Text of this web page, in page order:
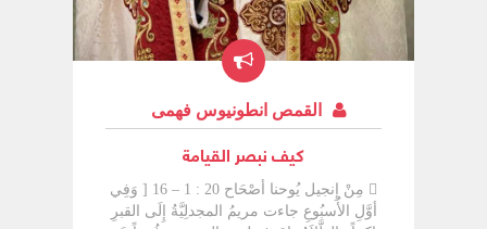
القمص انطونيوس فهمى
كيف نبصر القيامة
 مِنْ إِنجيل يُوحنا أصْحَاح 20 : 1 – 16 [ وَفِي أوَّلِ الأُسبُوعِ جاءت مريمُ المجدلِيَّةُ إِلَى القبرِ باكِراً وَالظَّلاَمُ باقٍ فنظرت الحجر مرفُوعاً عَنِ القبرِ0فركضت وَجاءت إِلَى سِمعانَ بُطرُسَ وَإِلَى التِّلمِيذِ الآخرِ الَّذِي كَانَ يسُوعُ يُحِبُّهُ قَالَ لها يسُوعُ يا مريم فالتفتت تِلْكَ وَقَالتْ لَهُ رَبُّونِي الَّذِي تفسِيرُهُ يا مُعلِّمُ ]  إِشتياق لِقاء القِيامة عِند التَّلاَمِيذ وَالمريمات كَانَ قوِى جِدّاً حَتَّى إِنِّنا لَوْ حسبنا عدد زِيارِتهُمْ لِلقبر نجِده حوالِى 10 مرَّات رغم أنَّ القبر كَانَ بعِيد جِدّاً وَخارِج البلد هكذا لابُد لِكُلّ نَفْسَ أنْ يكُون لها إِشتياق لِرؤيِة القِيامة كإِشتياق التَّلاَمِيذ وَالمريمات0  كما قَالَ بُولُس الرَّسُول [ لأِعرِفهُ وَقُوَّة قِيامتِهِ وَشرِكة آلامِهِ مُتشبِّهاً بِموتِهِ ] ( فى 3 : 10)00علشان كِده فرحِة لِقاءنا بِالقِيامة مُهِمَّة وَشئ مُبهِر لِلنَّفْسَ أنْ تلتقِى بِالقِيامة وَالكنِيسة فِى أسبُوع البصخة تختِم صلواتها فِى كُلّ يوم بِقُول الكاهِن [ يسُوع المسِيح إِلهنا الحقِيقِى الَّذِى قَبِلَ الآلام بِإِرادتِهِ وَصُلِب عَلَى الصَّلِيب مِنْ أجلِنا يُبارِكنا بِكُلّ بركة رُوحِيَّة وَيُعِيننا وَيُكمِّل لنا البصخة المُقدَّسة وَيُرِينا بهجة وَفرح وَقُوَّة قيامتِهِ المُقدَّسة ] لازِم يكُون عِندِى هذا الشغف لِرؤيِة القِيامة كيف نتلاَمس مَعَْ المسِيح القائِم ؟ 1/ الظَّلاَم باقِى 2/ الرُكُوض وَالإِسراعمريم المجدلِيَّة وَبُطرُس وَيُوحنا ركضوا وَجروا 3/ الإِيمان فرأى وَآمن 4/ معرِفة الكُتُبلأِنَّهُمْ لَمْ يكُونُوا بعد يعرِفوا الكُتُب وَالنُبُّوات فَلَمْ يُصَدِّقوا بِبساطة 5/ إِصرار وَإِلحاح أنْ آخُذ المسِيح وَأراه 6/ لَوْ لَمْ أجِده لابُد أنْ أبكِى كى أجِده 7/ أُبشِّر بِهِ مريم المجدلِيَّة بشَّرت بُطرُس وَيُوحنا وَبُطرُس وَيُوحنا بشَّروا التَّلاَمِيذ وَالتَّلاَمِيذ بشَّروا العالم 1/ الظَّلاَم باقِى ==================  مُهِمْ أنْ تغلِب الظُلمة وَأنَّ إِشتياقكَ لاَ يُعطِله شئ وَأنْ تغلِب ظُلمِة حياتكَ أى ظُلمِة الخطِيَّة [ فَسِيرُوا مادام لَكُمُ النُّورُ لِئلاَّ يُدرِككُمُ الظَّلاَمُ ] ( يو 12 : 35 ) وَأيضاً [ أنتُمْ نُورُ العالمِ ] ( مت 5 : 14) وَأيضاً فِى صَلاَة نصف الليل نقُول [ قُوموا يا بنِي النّور ] لابُد أنْ تُحوِّلوا الظُلمة إِلَى نوركما قَالَ بُولُس الرَّسُول [ لاَ تشترِكُوا فِي أعمالِ الظُّلمةِ غيرِ المُثمِرةِ بَلْ بِالحرِيِّ وَبِّخُوها ] ( أف 5 : 11) ربِّنا وضع فِينا إِشتياق لِلنّور وَرُوح إِستنارة تجعلنا نُبدِّد الظُلمة0  الظلام باقِى أى إِشتياق نَفْسَ تغلِب الظُرُوف المُحِيطة00ياما حولِنا ظلام إِنْ كَانَ كُلّ الَّلِى حولِى ظُلمة لابُد أنْ أغلِبها لاَ أجعل الظُلمة تعُوقنِى لِذا يُقال أنَّ الأشرار يُطرحُون فِى الظُلمة الخارِجِيَّةأيضاً يقُول [ لِيُشرِقَ لنا نورُ وجهكَ ، وَلِيُضِئ علينا نورُ عِلمكَ الإِلهِي ] ( تحليل صَلاَة باكِر وَنقُول فِى صَلاَة باكِر [ أيُّها النّور الحقِيقِي ] ( القطعة الأولى ) فِى الأديُرة يستيقِظوا باكِر جِدّاً لِعمل التسبِحة يعنِى ياخدوا مِنْ وقت غفلِة وَظُلمِة النَّاس لحظات يقظة وَسهر وَإِستنارة  أكِيد مريم لَمْ تنام الليل كُلّه وَلَمْ تنتظِر شرُوق الشمس فخرجِت وَالظلام باقِى إيه رأيكُمْ فِى إِنْ إِشتياقكُمْ لِلرَّبَّ يسُوع يجعلكُمْ لاَ تناموا ؟ مُمكِنْ ؟ أيوه مُمكِن ياريت تنتزِعوا مِنْ الظلام نور وَتجعلوا مِنْ وقت نوم النَّاس وقت يقظة وَصَلاَة  العساكِر زمان فِى الدولة الرومانِيَّة لمَّا كانوا يأخُذوا نوبات سهر إِذا ناموا فِيها يعاقبُوهُمْ بِأنْ يجعلُوهُمْ يخلعوا ثِيابهُمْ وَيمشوا عرايا وَإِمَّا يبِيعوا ثِيابهُمْ أوْ يحرقُوها لِذا يقُول فِى سِفر الرؤيا [ طُوبى لِمَنْ يسهرُ وَيحفظُ ثِيابهُ لِئلاَّ يمشِي عُرياناً فيروا عُريتهُ ] ( رؤ 16 : 15) هذا تشبِيه مأخُوذ مِنْ العصر الرومانِى أيضاً الثوب فِى العصر اليهُودِى يُشِير لِلكرامة لِذا يقُول إِنسان عليهِ ثِياب العُرس لأِنَّ الثِياب كانت غالِية وَيدوِيَّة لِذا قَالَ مَنْ لَهُ ثوبان فليُعطِى ثوبهُ لِلآخر ( لو 3 : 11 2/ الرُكُوض وَالإِسراع : ============================  الموقِف الَّذِى تتلهفِى عليه يستدعِى الرُكوض وَالجرى أى أنَّ الدَّافِع قوِى علشان ندخُل فِى عِشرة مَعَْ ربِّنا مِش مُمكِنْ نحصُل علِيها وَإِحنا قاعدِين مكاننا وَ لاَّ ماشيين بِبُطء لابُد أنْ نركُض وَنجرِى عرُوس النشِيد تقول [ اجذُبنِي وراءكَ فنجرِي ] ( نش 1 : 4 ) َإِشعياء النبِى يقول [ يمشُونَ وَ لاَ يُعيُونَ ] ( اش 40 : 31 ) ما يتعبوش مِنْ الجرى أصلهُمْ بِيحِبَّوه  الحياة الرُّوحِيَّة لاَ تعرِف التوَّقُف وَ لاَ الرُّجوع لِلوراء بُولُس الرَّسُول يقُول [ الَّذِينَ يركُضُونَ فِي المِيدانِ جمِيعُهُمْ يركُضُونَ وَلكِنَّ واحِداً يأخُذُ الجِعالةَ ] ( 1كو 9 : 24 ) زمان فِى السِباق كَانَ المُتسابِقُون يجرُون فِى مِيدان فِى آخره راية وَالمُتسابِق الأوَّل هُوَ الَّذِى يصِل لِلرَّاية أوَّلاً  بُطرُس جرى وَيُوحنا جرى وَلكِنْ يُوحنا شاب وَإِشتياقه أعلى لِذا جرى أسرع مِنْ بُطرُس وَلكِنَّه مؤدب وَمُتواضِع لِذا إِنتظر بُطرُس رغم أنَّهُ معرُوف أنَّهُ مُتقدِّم عَنْ باقِى الرُسُل وَأنَّ يسُوع كَانَ يُحِبَّه وَأنَّهُ فِى العشاء الأخِير كَانَ مُتكِئ عَلَى صدر يسُوع وَأشار إِليهِ باقِى الرُسُل كى يسأل يسُوع عَنْ الَّذِى يُسلِّمه لأِنَّهُمْ حاسِّين إِنَّه الوحِيد الَّذِى يتمتَّع بِدالَّة قوِيَّة عِند يسُوع وَرغم كُلّ هذا إِنتظر بُطرُس لأِنَّ بُطرُس كانت معنوياته فِى الحضِيض لأِنَّ إِنكاره كَانَ لِسَّه مِنْ قُريب وَيُوحنا هُوَ الوحِيد الَّلِى مِشى مَعَْ المسِيح حَتَّى الصَّلِيب وَهُوَ الَّذِى أخذ الكرامة بِأنْ أخذ العذراء بيته  جيِّد جِدّاً أنْ يكُون عِندِى إِتضاع وَأراعِى مشاعِر الآخرِين حَتَّى وَإِنْ كُنت شاطِر فِى الجرى حَتَّى وَإِنْ كَانَ ربِّنا مُعطِى لِى نِعمة لكِنْ لمَّا أتضِع بين إِخوتِى آخُذ بركة أنا وَهُمَّ كُلّ الَّلِى عمله يُوحنا إِنَّه إِنحنى وَنظر الأكفان وَلكِنْ لَمْ يدخُل حَتَّى جاء بُطرُس  الرُكوض فِى الحياة الرُّوحِيَّة مُهِمْ لأخذ فضِيلة أوْ قِيامة مِنْ خطِيَّة أوْ التمتُّع بِالمسِيح القائِم السَّابِق ( يُوحنا ) وَالَّلِى بعده ( بُطرُس ) الإِثنان شاهدوا نَفْسَ الأمر المُهِمْ أنْ يكُون لِى عزم ثابِت لأِدخُل فِى سِباق وَركُوض وَكُلّ يوم علِينا أنْ نقطع مسافة فِى رِحلِتنا لِننال قِيامة أفضل ليتنا نسأل نفسِنا كُلّ لِيلة أى مسافة قطعناها اليوم هل ركضنا لِلأمام أم رجعنا لِلوراء ؟ الجرى محسُوب مِنْ عُمرِنا وَعُمرِنا كُلّه جرى وَركُوض 3/ آمِنْ بِهِ : =============  يُوحنا لمَّا شاف آمَنْ بِهِ الحُب يولِّد إِيمان وَالإِيمان يزوِّد الحُب مِش مُمكِنْ أفرح بِلِقاء يسُوع أوْ آخُذ نِعمِة لِقاءه وَأنا إِيمانِى مهزُوز الإِيمان هُوَ الثِقة بِما يُرجى وَالإِيقان بِأمور لاَ تُرى ( عب 11 : 1 )  الَّذِى رآه بُطرُس وَمريم المجدلِيَّة رآه يُوحنا وَلكِنْ لِماذا قِيل عَنْ يُوحنا إِنَّه شاف وَآمِنْ ؟ لأِنَّ إِيمانه قوِى ياما رُوح العالم يدخُل الإِنسان وَيضيَّع إِيمانه بِالمسِيح وَيضع مُعطِلات لِلإِيمان ياما الإِنسان يشوف وَيلمِس وَلكِنْ الإِيمان داخِله مُعطَّل لاَ يعمل ياما عدو الخِير يزرع فِينا يأس وَضجر  مُعلِّمنا بُولُس يقُول [ عالِمِين أنَّ الَّذِي أقامَ الرَّبَّ يسُوعَ سيُقِيمُنا نحنُ أيضاً بِيسُوعَ ] ( 2كو 4 : 14 ) ُمنا فِيهِ وَسنبقى فِيهِ لِلأبد وَهُوَ الَّذِى سيشفع فِينا وَيدافِع عنَّا فِى الدينُونة فنحنُ نُدان بِهِ وَبِما أنَّهُ مُتحِد بِنا لِذا فَهُوَ سيُبرِأنا لِذا لنا ثِقة بِالقيامة لابُد أنْ أثِق فِى أنَّهُ سيُنِير الظُلمة وَسيُحوِّل العقُوبة خَلاَصَ  الَّلِى غيَّر مريم المجدلِيَّة وَمريم المصريَّة وَمُوسى الأسود قادِر أنْ يُقِيمنا هُوَ نقض أوجاع الموت أى نقض أوجاع الخطِيَّة داخِلنا وَجعلنا نُحارِب عدو مهزُوم مُقيَّد وَأعطانا رُوح الغلبة رُوح القِيامة لَوْ لَمْ يكُنْ لنا إِيمان تُصبِح القِيامة بِالنسبة لنا قِصَّة وَليست حياة 4/ معرِفة الكُتُب : ====================  [ لَمْ يكُونُوا بعدُ يعرِفُونَ الكِتابَ ] ( يو 20 : 9 ) لِذا نُلاَحِظ فِى حدِيث يسُوع مَعَْ تلمِيذى عمواس وبَّخهُمْ بِإِنتهار [ أيُّها الغبِيَّانِ ] ( لو 24 : 25 ) لِماذا ؟ لأِنَّهُ مِشِى معاهُمْ وَهُمْ لَمْ يشعروا قَالَ لَهُمْ أنتُمْ لاَ تعرِفون شئ عدم معرِفِة الكُتب تجعلنا لاَ نعرِف شئ نحنُ بِداخِلنا جهل بِالكِتاب  ده الكِتاب المُقدَّس مليان رموز وَنُبُّوات عَنْ القِيامة مثلاً تقدِمة إِسحق ما هِى قِيامة يُونان فِى بطن الحوت قِيامة عدم معرِفة الكُتب تجعل الحقِيقة بِالنسبة لِى غير مفهومة [ هَلَِكَ شعبِي مِنْ عدمِ المعرِفةِ ] ( هو 4 : 6 )  العهد القدِيم يُرِينا مُعاملات الله مَعَْ الإِنسان وَما هُوَ صَلاَحه وَكيف يُؤدِب وَكيف يُصالِح لِذا عدم معرِفِة الكُتب جعلت التَّلاَمِيذ لاَ يُصدِّقوا رغم أنَّهُ قالها لَهُمْ قبل أنْ يموت إِنَّه سيتألَّم وَيموت وَيُدفن وَيقُوم ياما واحِد يدوَّر عَلَى أمور تافهه وَيترُك الكِتاب كيف نُضيِّع وقتِنا فِى كَلاَم باطِل وَالإِنجِيل لَمْ يُفتح خِسارة إِنِّنا ما ندخُلش فِى عِشرة مَعَْ المسِيح لِيه الإِنجِيل بِالنسبة لىَّ غير شيِّق ؟ لِيه ما أقدسش فِكرِى وَكيانِى كُلّه بِالإِنجِيل وَآخُذ الأنبياء وَالتَّلاَمِيذ أصدِقاء لِى ؟ 5/ أبكِى كى أجِده : ======================  إِذا لَمْ أجِده فليس لِى سِوى البُكاء مريم كانت واقفة تبكِى لَوْ لَمْ أتمتَّع بِفرحة مَعَْ المسِيح أبكِى وَأكثر شئ يُظهِر صِدق الإِنفعال هُوَ البُكاء داوُد النبِى يقُول [ صَارَت لِي دُمُوعِي خُبزاً ] ( مز42 : 3 )0  مريم كانت واقفة تبكِى لِماذا ؟ لأِنَّ الإِنسان لمَّا يكُون فاقِد التعزية فليس لَهُ سِوى البُكاء مريم لمَّا بكِت رأت ملاكين يقولاَ لها [ يَا امرأةُ لِماذا تبكِين مَنْ تطلُبِينَ ] ( يو 20 : 15) ثُمَّ جاء لها يسُوع بِنَفْسَه وَقَالَ لها يا مريم وَهِى قالت لَهُ يا مُعلِّم إِفرِضِى إِنْ أنا ساقطة فِى خطايا كتِير وَرُوح الفشل مسيطره عَلَىَّ أجمل إِحساس أقف بِهِ أمام ربِّنا إِنِّى أقِف مكسُوره وَأترجِم ضعفِى إِلَى بُكاء [ يارب أُنظُر إِلَى ضعفِى وَمسكنتِي وَغُربتِي ] وَداوُد النبِى يقُول [ أُذكُر ياربُّ داودَ وَكُلَّ دِعته ] ( مز 131 مِنْ مزامِير النوم ) " الدِعة " تأتِى مِنْ إِنسان مذلُول  مريم المجدلِيَّة راحِت مرَّة وَإِتنين وَلمَّا لقيِت إِنَّه مافِيش شئ جدِيد فِى كُلّ مرَّة القبر فارِغ بكِت واحِد مِنْ القِدِيسِين يقُول [ إِنْ حزنت فِى طَلَبه فإِنَّكَ ستفرح بِلِقاءِهِ ] [ الَّذِينَ يررعُون بِالدّمُوعِ يحصدُون بِالإِبتهاجِ ] ( مز 125 مِنْ مزامِير الغرُوب ) أحلى صَلاَة وَإِنتِ تعبانة وَأحلى صَلاَة وَإِنتِ بِتجاهدِى وَتجمَّعِى فِكرِكَ المُشتَّت  مريم لَمْ تجِد أى مُشجِّعات تجعلها تراه فإِستخدمِت سِلاَح